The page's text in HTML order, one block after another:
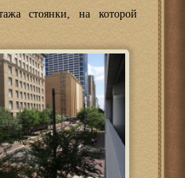
стоянки, на которой